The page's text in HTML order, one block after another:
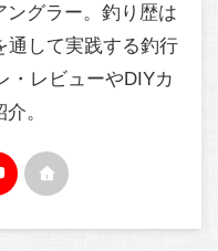
ングラー。釣り歴は
通して実践する釣行
・レビューやDIYカ
。